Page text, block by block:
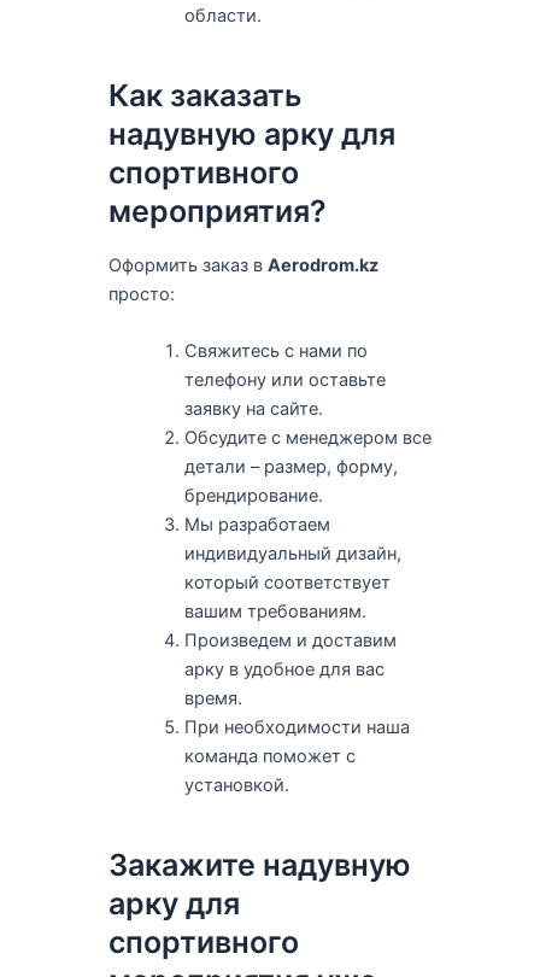
области.
Как заказать
надувную арку для
спортивного
мероприятия?
Оформить заказ в Aerodrom.kz
просто:
Свяжитесь с нами по
телефону или оставьте
заявку на сайте.
Обсудите с менеджером все
детали – размер, форму,
брендирование.
Мы разработаем
индивидуальный дизайн,
который соответствует
вашим требованиям.
Произведем и доставим
арку в удобное для вас
время.
При необходимости наша
команда поможет с
установкой.
Закажите надувную
арку для
спортивного